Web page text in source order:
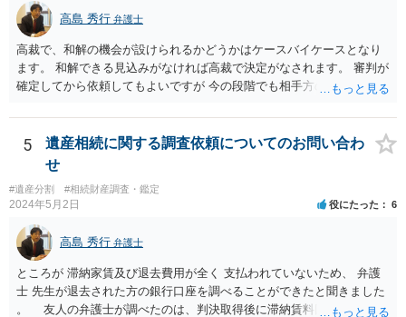
すが、現代では、各々が自由に価格設定をしていますので、特に相場
はお示しできません。ただし、かつて日本弁護士連合会が設けていた
報酬基準を踏まえて価格設定している弁護士は一定数いると思います
ので、それが一応の目安となるでしょう。
高島 秀行 弁護士
高裁で、和解の機会が設けられるかどうかはケースバイケースとなり
ます。 和解できる見込みがなければ高裁で決定がなされます。 審判が
確定してから依頼してもよいですが 今の段階でも相手方の連絡が迷惑
5
遺産相続に関する調査依頼についてのお問い合わ
せ
#遺産分割 #相続財産調査・鑑定
2024年5月2日 役にたった 6
高島 秀行 弁護士
ところが 滞納家賃及び退去費用が全く 支払われていないため、 弁護
士 先生が退去された方の銀行口座を調べることができたと聞きました
。 友人の弁護士が調べたのは、判決取得後に滞納賃料回収のため